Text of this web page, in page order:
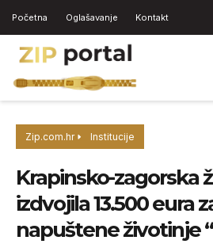
Početna Oglašavanje Kontakt
Zip.com.hr Institucije
Krapinsko-zagorska
izdvojila 13.500 eura
napuštene životinje